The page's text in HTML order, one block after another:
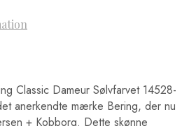
Classic Dameur Sølvfarvet 14528-
anerkendte mærke Bering, der nu
+ Kobborg. Dette skønne